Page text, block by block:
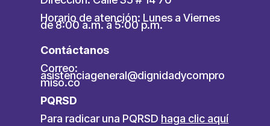
Horario de atención: Lunes a Viernes
de 8:00 a.m. a 5:00 p.m.
Contáctanos
Correo:
asistenciageneral@dignidadycompro
miso.co
PQRSD
Para radicar una PQRSD haga clic aquí